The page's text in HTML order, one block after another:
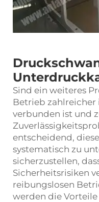
Sind ein weiteres
Betrieb zahlreicher
verbunden ist und
entscheidend,
systematisch zu
sicherzustellen,
Sicherheitsrisiken
reibungslosen
werden die